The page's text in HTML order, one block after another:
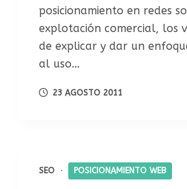
posicionamiento en redes
explotación comercial, los
de explicar y dar un
al uso…
23 AGOSTO 2011
SEO POSICIONAMIENTO WEB